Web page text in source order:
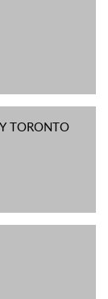
TORONTO